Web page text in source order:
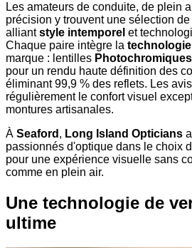
Les amateurs de conduite, de plein
précision y trouvent une sélection
alliantstyle intemporel et
Chaque paire intègre la technologie
marque : lentilles Photochromiques
pour un rendu haute définition des
éliminant 99,9 % des reflets. Les
régulièrement le confort visuel
montures artisanales.
À Seaford , Long Island Opticians
passionnés d'optique dans le choix
pour une expérience visuelle sans
comme en plein air.
Une technologie de
ultime